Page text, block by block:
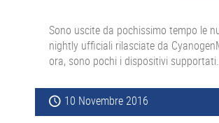
Sono uscite da pochissimo tempo le
nightly ufficiali rilasciate da
ora, sono pochi i dispositivi
10 Novembre 2016